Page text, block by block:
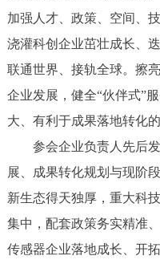
加强人才、政策、空间、
浇灌科创企业茁壮成长、
联通世界、接轨全球。擦
企业发展，健全“伙伴式”
大、有利于成果落地转化的
参会企业负责人先后发
展、成果转化规划与现阶
新生态得天独厚，重大科
集中，配套政策务实精准
传感器企业落地成长、开